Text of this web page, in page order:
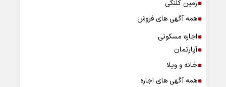
زمین کلنگی
همه آگهی های فروش
اجاره مسکونی
آپارتمان
خانه و ویلا
همه آگهی های اجاره